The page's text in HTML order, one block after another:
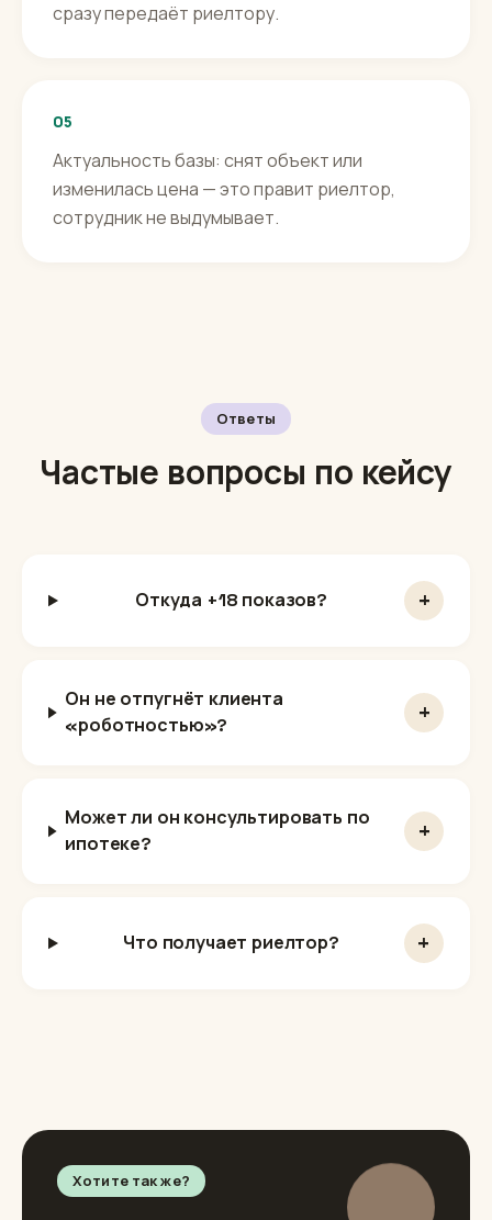
сразу передаёт риелтору.
05
Актуальность базы: снят объект или
изменилась цена — это правит риелтор,
сотрудник не выдумывает.
Ответы
Частые вопросы по кейсу
Откуда +18 показов? +
Он не отпугнёт клиента
«роботностью»?
+
Может ли он консультировать по
ипотеке?
+
Что получает риелтор? +
Хотите так же?